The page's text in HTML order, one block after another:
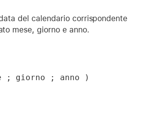
del calendario corrispondente
mese, giorno e anno.
; giorno ; anno )